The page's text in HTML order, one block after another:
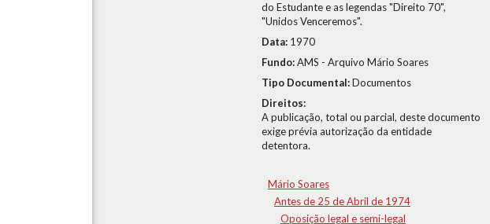
do Estudante e as legendas "Direito 70",
"Unidos Venceremos".
Data: 1970
Fundo:AMS - Arquivo Mário Soares
Tipo Documental:Documentos
Direitos:
A publicação, total ou parcial, deste documento
exige prévia autorização da entidade
detentora.
Mário Soares
Antes de 25 de Abril de 1974
Oposição legal e semi-legal